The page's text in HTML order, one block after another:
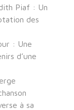
Piaf : Un
des
: Une
d’une
à sa